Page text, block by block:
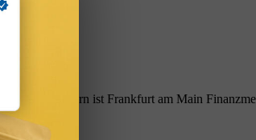
Einwohnern ist Frankfurt am Main